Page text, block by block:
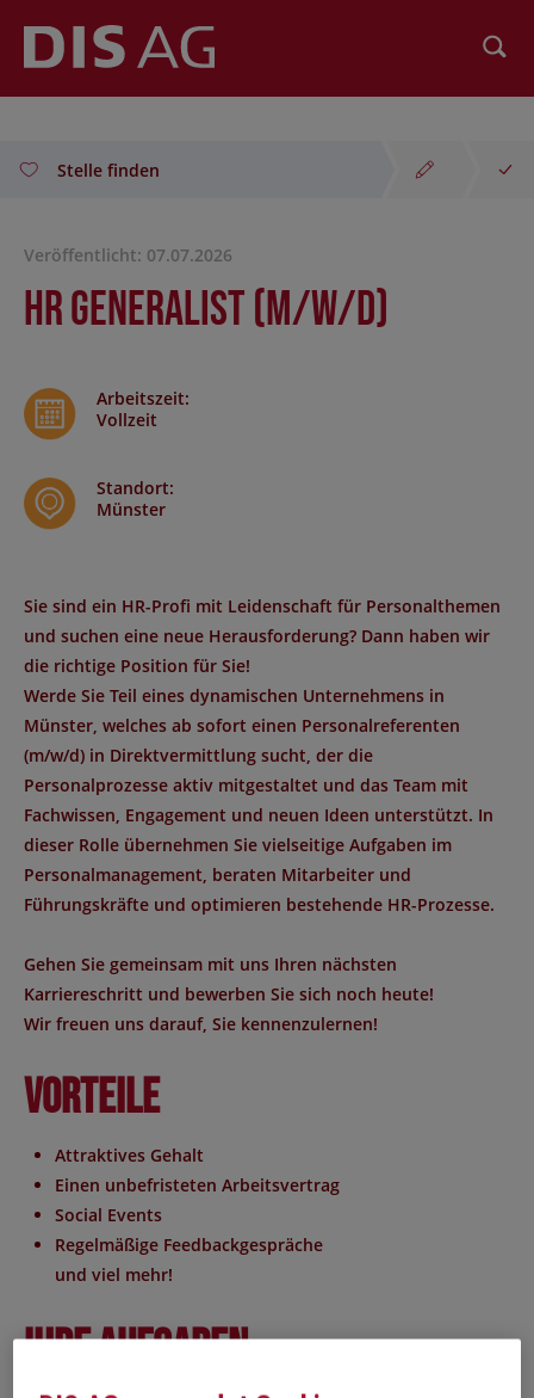
Stelle finden
Veröffentlicht: 07.07.2026
HR Generalist (m/w/d)
Arbeitszeit:
Vollzeit
Standort:
Münster
Sie sind ein HR-Profi mit Leidenschaft für Personalthemen
und suchen eine neue Herausforderung? Dann haben wir
die richtige Position für Sie!
Werde Sie Teil eines dynamischen Unternehmens in
Münster, welches ab sofort einen Personalreferenten
(m/w/d) in Direktvermittlung sucht, der die
Personalprozesse aktiv mitgestaltet und das Team mit
Fachwissen, Engagement und neuen Ideen unterstützt. In
dieser Rolle übernehmen Sie vielseitige Aufgaben im
Personalmanagement, beraten Mitarbeiter und
Führungskräfte und optimieren bestehende HR-Prozesse.
Gehen Sie gemeinsam mit uns Ihren nächsten
Karriereschritt und bewerben Sie sich noch heute!
Wir freuen uns darauf, Sie kennenzulernen!
Vorteile
Attraktives Gehalt
Einen unbefristeten Arbeitsvertrag
Social Events
Regelmäßige Feedbackgespräche
und viel mehr!
Ihre Aufgaben